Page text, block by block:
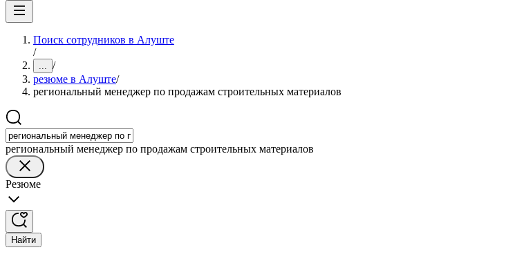
Поиск сотрудников в Алуште
/
... /
резюме в Алуште/
региональный менеджер по продажам строительных материалов
региональный менеджер по продажам строительных материалов
Резюме
Найти